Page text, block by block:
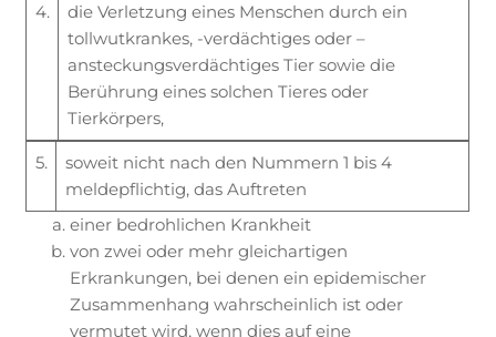
4.
die Verletzung eines Menschen durch ein
tollwutkrankes, -verdächtiges oder –
ansteckungsverdächtiges Tier sowie die
Berührung eines solchen Tieres oder
Tierkörpers,
5.
soweit nicht nach den Nummern 1 bis 4
meldepflichtig, das Auftreten
einer bedrohlichen Krankheit
von zwei oder mehr gleichartigen
Erkrankungen, bei denen ein epidemischer
Zusammenhang wahrscheinlich ist oder
vermutet wird, wenn dies auf eine